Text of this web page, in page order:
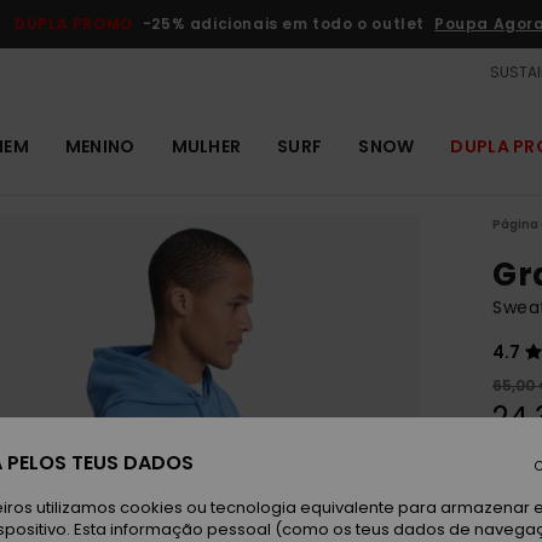
DUPLA PROMO -25% adicionais em todo o outlet Poupa Agora
MENINO MULHER SURF SNOW DUPLA
Página
4.7
65,00
TEUS DADOS
utilizamos cookies ou tecnologia equivalente para armazenar
Esta informação pessoal (como os teus dados de